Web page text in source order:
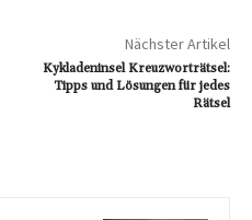
Nächster Artikel
Kykladeninsel Kreuzworträtsel:
Tipps und Lösungen für jedes
Rätsel